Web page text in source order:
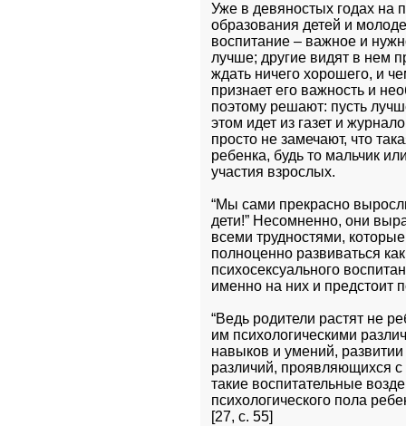
Уже в девяностых годах на
образования детей и
воспитание – важное и
лучше; другие видят в нем
ждать ничего хорошего, и
признает его важность и
поэтому решают: пусть
этом идет из газет и
просто не замечают, что
ребенка, будь то мальчик
участия взрослых.
“Мы сами прекрасно
дети!” Несомненно, они
всеми трудностями,
полноценно развиваться
психосексуального
именно на них и предстоит
“Ведь родители растят не
им психологическими
навыков и умений,
различий, проявляющихся
такие воспитательные
психологического пола
[27, с. 55]